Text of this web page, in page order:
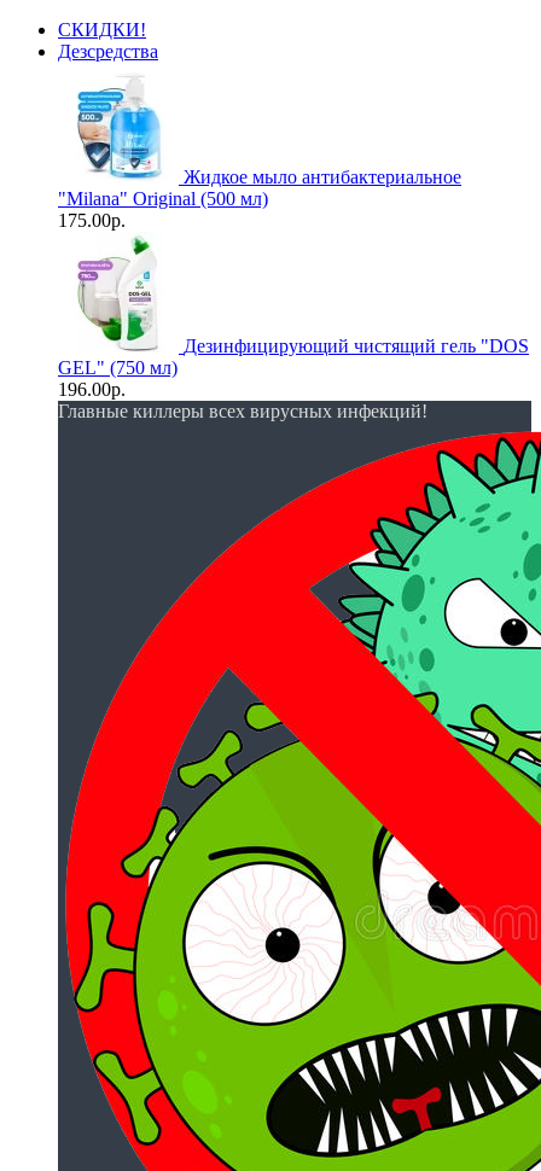
СКИДКИ!
Дезсредства
Жидкое мыло антибактериальное
"Milana" Original (500 мл)
175.00р.
Дезинфицирующий чистящий гель "DOS
GEL" (750 мл)
196.00р.
Главные киллеры всех вирусных инфекций!